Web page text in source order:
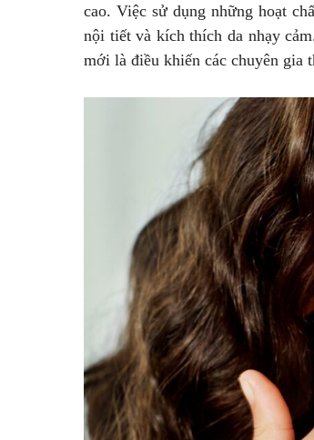
cao. Việc sử dụng những hoạt
nội tiết và kích thích da nhạy
mới là điều khiến các chuyên gia